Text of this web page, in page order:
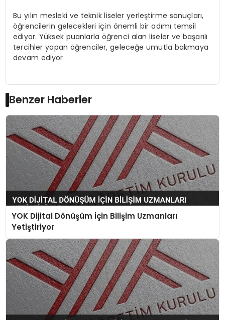
Bu yılın mesleki ve teknik liseler yerleştirme sonuçları,
öğrencilerin gelecekleri için önemli bir adımı temsil
ediyor. Yüksek puanlarla öğrenci alan liseler ve başarılı
tercihler yapan öğrenciler, geleceğe umutla bakmaya
devam ediyor.
Benzer Haberler
YOK Dijital Dönüşüm İçin Bilişim Uzmanları
Yetiştiriyor